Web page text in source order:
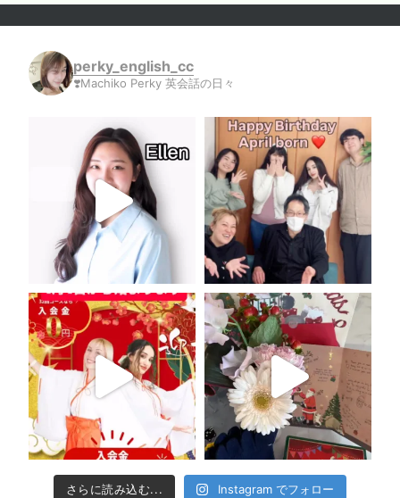
perky_english_cc
❣️Machiko Perky 英会話の日々
さらに読み込む... Instagram でフォロー